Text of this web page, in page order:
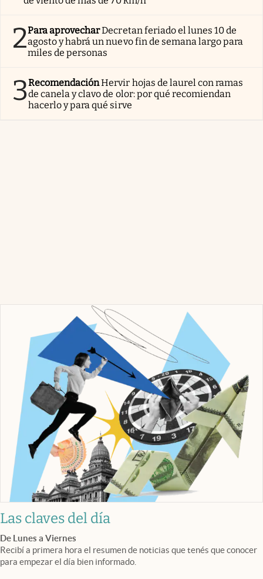
2Para aprovecharDecretan feriado el lunes 10 de
agosto y habrá un nuevo fin de semana largo para
miles de personas
3RecomendaciónHervir hojas de laurel con ramas
de canela y clavo de olor: por qué recomiendan
hacerlo y para qué sirve
Las claves del día
De Lunes a Viernes
Recibí a primera hora el resumen de noticias que tenés que conocer
para empezar el día bien informado.